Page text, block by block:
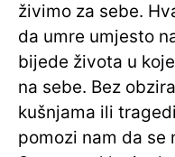
živimo za sebe.
da umre umjesto
bijede života u
na sebe. Bez
kušnjama ili
pomozi nam da se